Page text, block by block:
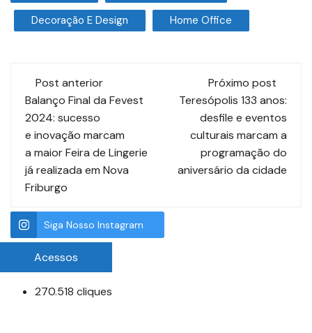
Decoração E Design Home Office
Post anterior
Balanço Final da Fevest
2024: sucesso
e inovação marcam
a maior Feira de Lingerie
já realizada em Nova
Friburgo
Próximo post
Teresópolis 133 anos:
desfile e eventos
culturais marcam a
programação do
aniversário da cidade
Siga Nosso Instagram
Acessos
270.518 cliques